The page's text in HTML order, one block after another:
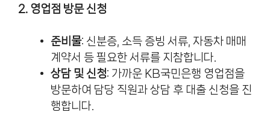
2. 영업점 방문 신청
준비물: 신분증, 소득 증빙 서류, 자동차 매매
계약서 등 필요한 서류를 지참합니다.
상담 및 신청: 가까운 KB국민은행 영업점을
방문하여 담당 직원과 상담 후 대출 신청을 진
행합니다.